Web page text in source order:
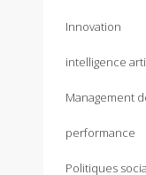
Innovation
intelligence
Management
performance
Politiques